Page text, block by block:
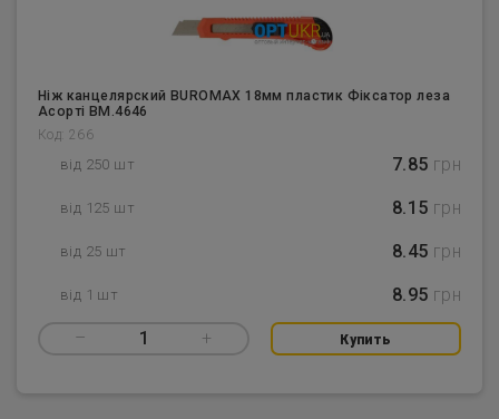
Ніж канцелярский BUROMAX 18мм пластик Фіксатор леза
Асорті BM.4646
Код: 266
від 250 шт 7.85 грн
від 125 шт 8.15 грн
від 25 шт 8.45 грн
від 1 шт 8.95 грн
– 1 + Купить